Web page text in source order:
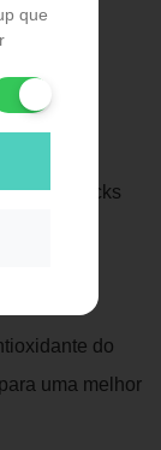
que
80g Snacks
da
do
uma melhor